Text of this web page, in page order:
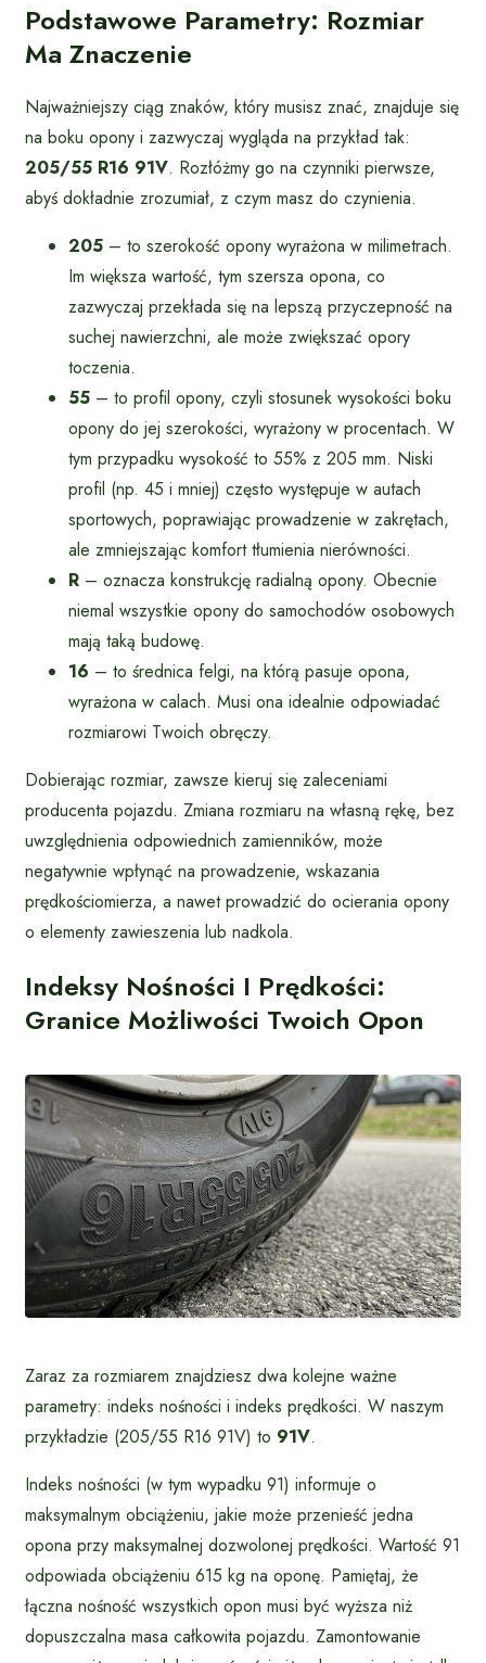
Podstawowe Parametry: Rozmiar
Ma Znaczenie
Najważniejszy ciąg znaków, który musisz znać, znajduje się
na boku opony i zazwyczaj wygląda na przykład tak:
205/55 R16 91V. Rozłóżmy go na czynniki pierwsze,
abyś dokładnie zrozumiał, z czym masz do czynienia.
205 – to szerokość opony wyrażona w milimetrach.
Im większa wartość, tym szersza opona, co
zazwyczaj przekłada się na lepszą przyczepność na
suchej nawierzchni, ale może zwiększać opory
toczenia.
55 – to profil opony, czyli stosunek wysokości boku
opony do jej szerokości, wyrażony w procentach. W
tym przypadku wysokość to 55% z 205 mm. Niski
profil (np. 45 i mniej) często występuje w autach
sportowych, poprawiając prowadzenie w zakrętach,
ale zmniejszając komfort tłumienia nierówności.
R – oznacza konstrukcję radialną opony. Obecnie
niemal wszystkie opony do samochodów osobowych
mają taką budowę.
16 – to średnica felgi, na którą pasuje opona,
wyrażona w calach. Musi ona idealnie odpowiadać
rozmiarowi Twoich obręczy.
Dobierając rozmiar, zawsze kieruj się zaleceniami
producenta pojazdu. Zmiana rozmiaru na własną rękę, bez
uwzględnienia odpowiednich zamienników, może
negatywnie wpłynąć na prowadzenie, wskazania
prędkościomierza, a nawet prowadzić do ocierania opony
o elementy zawieszenia lub nadkola.
Indeksy Nośności I Prędkości:
Granice Możliwości Twoich Opon
Zaraz za rozmiarem znajdziesz dwa kolejne ważne
parametry: indeks nośności i indeks prędkości. W naszym
przykładzie (205/55 R16 91V) to 91V.
Indeks nośności (w tym wypadku 91) informuje o
maksymalnym obciążeniu, jakie może przenieść jedna
opona przy maksymalnej dozwolonej prędkości. Wartość 91
odpowiada obciążeniu 615 kg na oponę. Pamiętaj, że
łączna nośność wszystkich opon musi być wyższa niż
dopuszczalna masa całkowita pojazdu. Zamontowanie